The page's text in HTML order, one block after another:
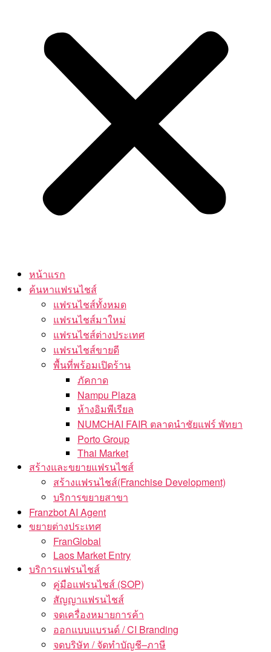
หน้าแรก
ค้นหาแฟรนไชส์
แฟรนไชส์ทั้งหมด
แฟรนไชส์มาใหม่
แฟรนไชส์ต่างประเทศ
แฟรนไชส์ขายดี
พื้นที่พร้อมเปิดร้าน
ภัคกาด
Nampu Plaza
ห้างอิมพีเรียล
NUMCHAI FAIR ตลาดนำชัยแฟร์ พัทยา
Porto Group
Thai Market
สร้างและขยายแฟรนไชส์
สร้างแฟรนไชส์(Franchise Development)
บริการขยายสาขา
Franzbot AI Agent
ขยายต่างประเทศ
FranGlobal
Laos Market Entry
บริการแฟรนไชส์
คู่มือแฟรนไชส์ (SOP)
สัญญาแฟรนไชส์
จดเครื่องหมายการค้า
ออกแบบแบรนด์ / CI Branding
จดบริษัท / จัดทำบัญชี–ภาษี